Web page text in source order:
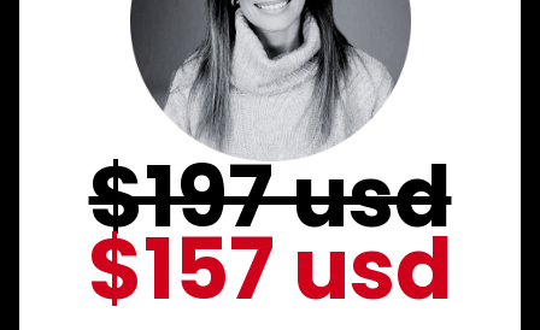
$197 usd
$157 usd